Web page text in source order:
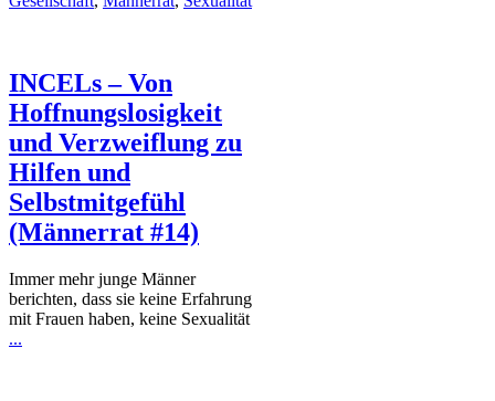
INCELs – Von
Hoffnungslosigkeit
und Verzweiflung zu
Hilfen und
Selbstmitgefühl
(Männerrat #14)
Immer mehr junge Männer
berichten, dass sie keine Erfahrung
mit Frauen haben, keine Sexualität
...